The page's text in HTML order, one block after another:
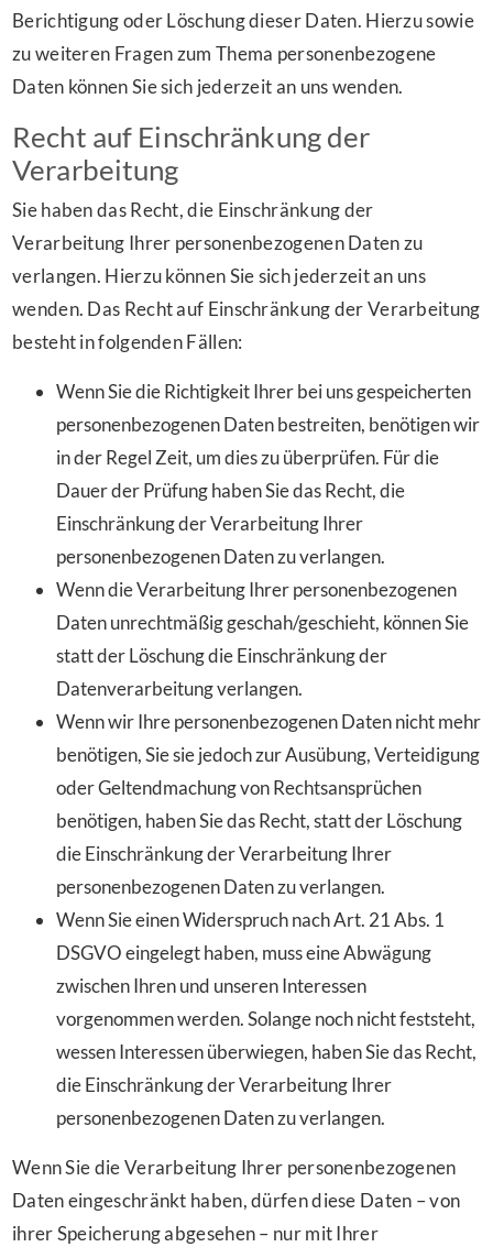
Berichtigung oder Löschung dieser Daten. Hierzu sowie
zu weiteren Fragen zum Thema personenbezogene
Daten können Sie sich jederzeit an uns wenden.
Recht auf Einschränkung der
Verarbeitung
Sie haben das Recht, die Einschränkung der
Verarbeitung Ihrer personenbezogenen Daten zu
verlangen. Hierzu können Sie sich jederzeit an uns
wenden. Das Recht auf Einschränkung der Verarbeitung
besteht in folgenden Fällen:
Wenn Sie die Richtigkeit Ihrer bei uns gespeicherten
personenbezogenen Daten bestreiten, benötigen wir
in der Regel Zeit, um dies zu überprüfen. Für die
Dauer der Prüfung haben Sie das Recht, die
Einschränkung der Verarbeitung Ihrer
personenbezogenen Daten zu verlangen.
Wenn die Verarbeitung Ihrer personenbezogenen
Daten unrechtmäßig geschah/geschieht, können Sie
statt der Löschung die Einschränkung der
Datenverarbeitung verlangen.
Wenn wir Ihre personenbezogenen Daten nicht mehr
benötigen, Sie sie jedoch zur Ausübung, Verteidigung
oder Geltendmachung von Rechtsansprüchen
benötigen, haben Sie das Recht, statt der Löschung
die Einschränkung der Verarbeitung Ihrer
personenbezogenen Daten zu verlangen.
Wenn Sie einen Widerspruch nach Art. 21 Abs. 1
DSGVO eingelegt haben, muss eine Abwägung
zwischen Ihren und unseren Interessen
vorgenommen werden. Solange noch nicht feststeht,
wessen Interessen überwiegen, haben Sie das Recht,
die Einschränkung der Verarbeitung Ihrer
personenbezogenen Daten zu verlangen.
Wenn Sie die Verarbeitung Ihrer personenbezogenen
Daten eingeschränkt haben, dürfen diese Daten – von
ihrer Speicherung abgesehen – nur mit Ihrer